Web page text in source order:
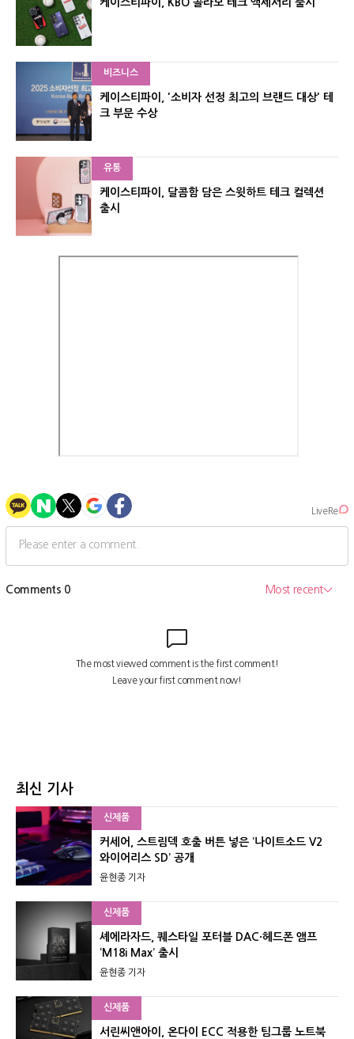
케이스티파이, KBO 콜라보 테크 액세서리 출시
비즈니스
케이스티파이, '소비자 선정 최고의 브랜드 대상' 테
크 부문 수상
유통
케이스티파이, 달콤함 담은 스윗하트 테크 컬렉션
출시
최신 기사
신제품
커세어, 스트림덱 호출 버튼 넣은 ‘나이트소드 V2
와이어리스 SD’ 공개
윤현종 기자
신제품
셰에라자드, 퀘스타일 포터블 DAC·헤드폰 앰프
‘M18i Max’ 출시
윤현종 기자
신제품
서린씨앤아이, 온다이 ECC 적용한 팀그룹 노트북